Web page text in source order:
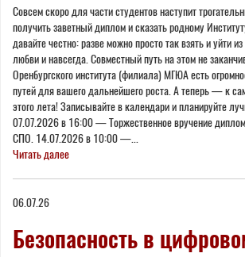
Совсем скоро для части студентов наступит
получить заветный диплом и сказать родному
давайте честно: разве можно просто так взять и
любви и навсегда. Совместный путь на этом не
Оренбургского института (филиала) МГЮА есть
путей для вашего дальнейшего роста. А теперь — к
этого лета! Записывайте в календари и планируйте
07.07.2026 в 16:00 — Торжественное вручение
СПО. 14.07.2026 в 10:00 —...
Читать далее
06.07.26
Безопасность в